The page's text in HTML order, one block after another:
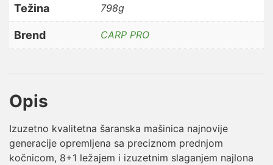
Težina 798g
Brend CARP PRO
Opis
Izuzetno kvalitetna šaranska mašinica najnovije
generacije opremljena sa preciznom prednjom
kočnicom, 8+1 ležajem i izuzetnim slaganjem najlona